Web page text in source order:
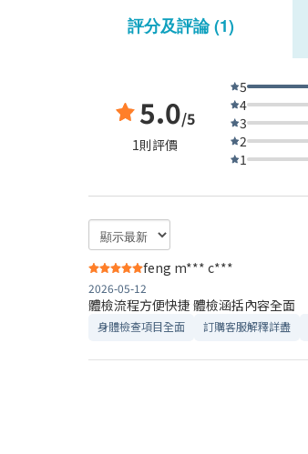
評分及評論 (1)
5.0/5
1則評價
5
4
3
2
1
feng m*** c***
2026-05-12
體檢流程方便快捷 體檢涵括內容全面
身體檢查項目全面 訂購客服解釋詳盡